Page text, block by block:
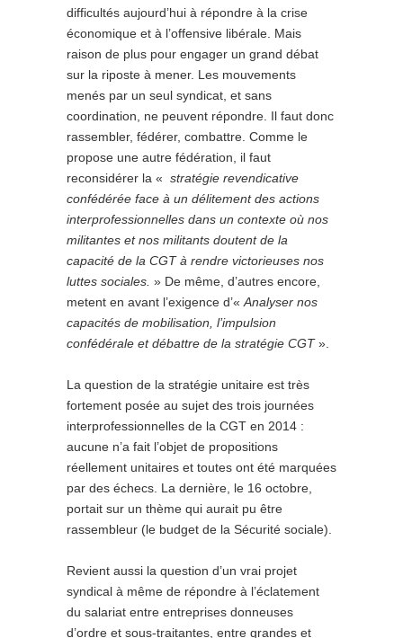
difficultés aujourd’hui à répondre à la crise
économique et à l’offensive libérale. Mais
raison de plus pour engager un grand débat
sur la riposte à mener. Les mouvements
menés par un seul syndicat, et sans
coordination, ne peuvent répondre. Il faut donc
rassembler, fédérer, combattre. Comme le
propose une autre fédération, il faut
reconsidérer la « stratégie revendicative
confédérée face à un délitement des actions
interprofessionnelles dans un contexte où nos
militantes et nos militants doutent de la
capacité de la CGT à rendre victorieuses nos
luttes sociales. » De même, d’autres encore,
metent en avant l’exigence d’« Analyser nos
capacités de mobilisation, l’impulsion
confédérale et débattre de la stratégie CGT».
La question de la stratégie unitaire est très
fortement posée au sujet des trois journées
interprofessionnelles de la CGT en 2014 :
aucune n’a fait l’objet de propositions
réellement unitaires et toutes ont été marquées
par des échecs. La dernière, le 16 octobre,
portait sur un thème qui aurait pu être
rassembleur (le budget de la Sécurité sociale).
Revient aussi la question d’un vrai projet
syndical à même de répondre à l’éclatement
du salariat entre entreprises donneuses
d’ordre et sous-traitantes, entre grandes et